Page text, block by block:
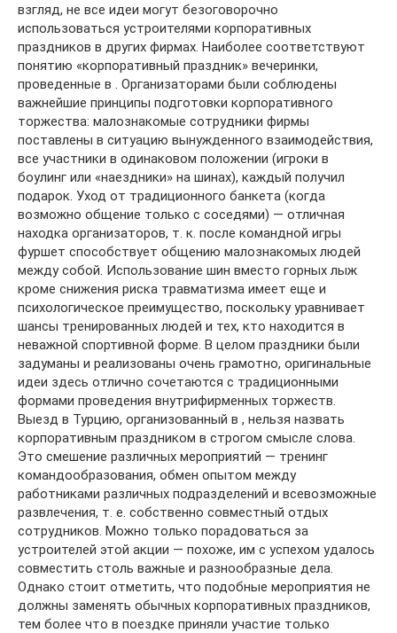
взгляд, не все идеи могут безоговорочно
использоваться устроителями корпоративных
праздников в других фирмах. Наиболее соответствуют
понятию «корпоративный праздник» вечеринки,
проведенные в . Организаторами были соблюдены
важнейшие принципы подготовки корпоративного
торжества: малознакомые сотрудники фирмы
поставлены в ситуацию вынужденного взаимодействия,
все участники в одинаковом положении (игроки в
боулинг или «наездники» на шинах), каждый получил
подарок. Уход от традиционного банкета (когда
возможно общение только с соседями) — отличная
находка организаторов, т. к. после командной игры
фуршет способствует общению малознакомых людей
между собой. Использование шин вместо горных лыж
кроме снижения риска травматизма имеет еще и
психологическое преимущество, поскольку уравнивает
шансы тренированных людей и тех, кто находится в
неважной спортивной форме. В целом праздники были
задуманы и реализованы очень грамотно, оригинальные
идеи здесь отлично сочетаются с традиционными
формами проведения внутрифирменных торжеств.
Выезд в Турцию, организованный в , нельзя назвать
корпоративным праздником в строгом смысле слова.
Это смешение различных мероприятий — тренинг
командообразования, обмен опытом между
работниками различных подразделений и всевозможные
развлечения, т. е. собственно совместный отдых
сотрудников. Можно только порадоваться за
устроителей этой акции — похоже, им с успехом удалось
совместить столь важные и разнообразные дела.
Однако стоит отметить, что подобные мероприятия не
должны заменять обычных корпоративных праздников,
тем более что в поездке приняли участие только